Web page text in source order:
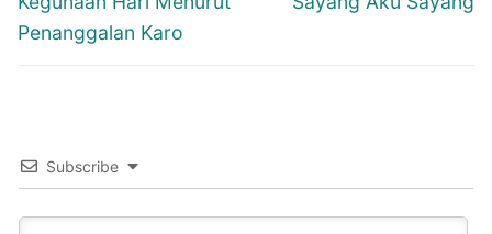
post:
Penanggalan Karo
Subscribe